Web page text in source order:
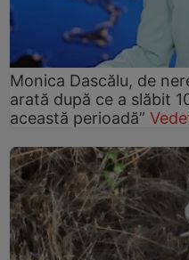
Monica Dascălu, de
arată după ce a slăbit
această perioadă”